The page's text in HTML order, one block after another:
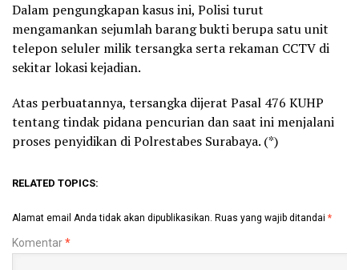
Dalam pengungkapan kasus ini, Polisi turut
mengamankan sejumlah barang bukti berupa satu unit
telepon seluler milik tersangka serta rekaman CCTV di
sekitar lokasi kejadian.
Atas perbuatannya, tersangka dijerat Pasal 476 KUHP
tentang tindak pidana pencurian dan saat ini menjalani
proses penyidikan di Polrestabes Surabaya. (*)
RELATED TOPICS:
Alamat email Anda tidak akan dipublikasikan. Ruas yang wajib ditandai *
Komentar*